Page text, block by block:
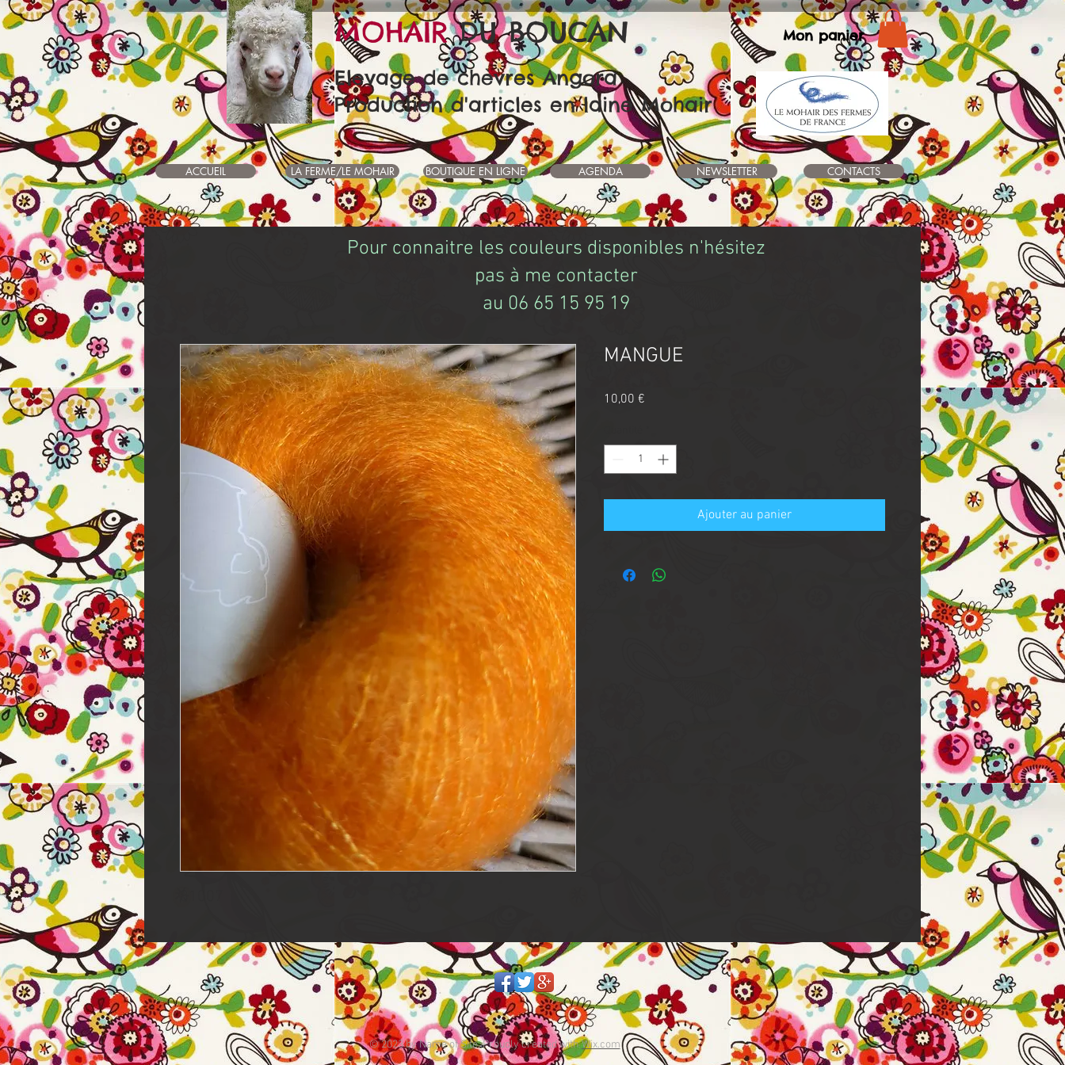
MOHAIR DU BOUCAN Mon panier
Elevage de chèvres Angora
Production d'articles en laine Mohair
ACCUEIL LA FERME/LE MOHAIR BOUTIQUE EN LIGNE AGENDA NEWSLETTER CONTACTS
MANGUE
10,00 €
Ajouter au panier
Pour connaitre les couleurs disponibles n'hésitez
pas à me contacter
au 06 65 15 95 19
© 2023 by Name of Site. Proudly created withWix.com